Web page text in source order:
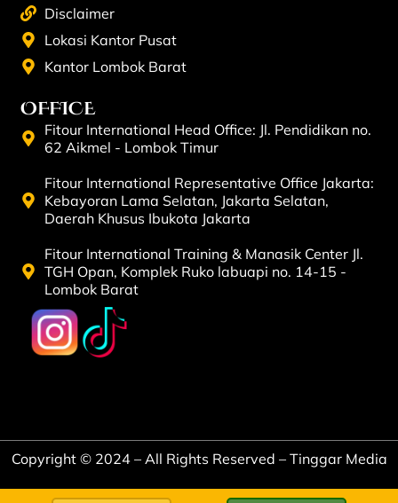
Disclaimer
Lokasi Kantor Pusat
Kantor Lombok Barat
OFFICE
Fitour International Head Office: Jl. Pendidikan no.
62 Aikmel - Lombok Timur
Fitour International Representative Office Jakarta:
Kebayoran Lama Selatan, Jakarta Selatan,
Daerah Khusus Ibukota Jakarta
Fitour International Training & Manasik Center Jl.
TGH Opan, Komplek Ruko labuapi no. 14-15 -
Lombok Barat
Copyright © 2024 – All Rights Reserved – Tinggar Media